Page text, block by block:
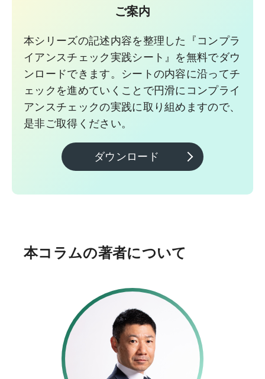
ご案内
本シリーズの記述内容を整理した『コンプラ
イアンスチェック実践シート』を無料でダウ
ンロードできます。シートの内容に沿ってチ
ェックを進めていくことで円滑にコンプライ
アンスチェックの実践に取り組めますので、
是非ご取得ください。
ダウンロード
本コラムの著者について